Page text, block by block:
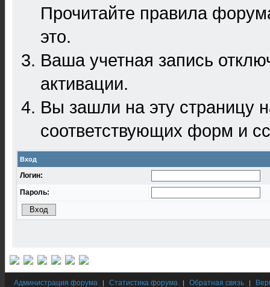
Прочитайте правила
это.
Ваша учетная запись
активации.
Вы зашли на эту
соответствующих форм и
Вход
Логин:
Пароль:
Администрация форума | Статистика форума | Обратная связь |